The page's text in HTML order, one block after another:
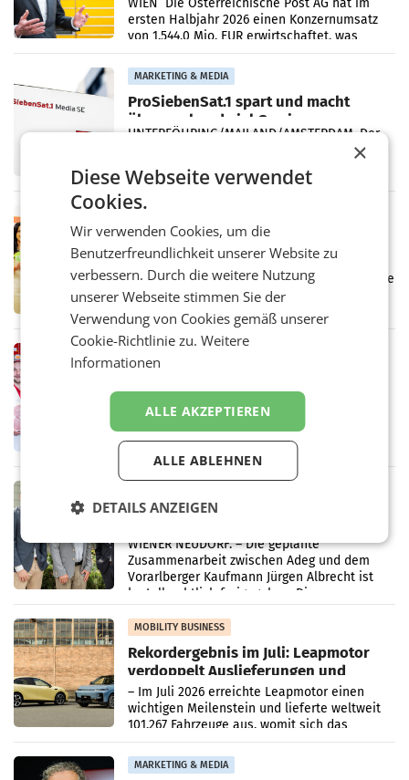
ersten Halbjahr 2026 einen Konzernumsatz
von 1.544,0 Mio. EUR erwirtschaftet, was
einem Plus von 3,8 Prozent gegenüber dem
Vergleichszeitraum
MARKETING & MEDIA
ProSiebenSat.1 spart und macht
überraschend viel Gewinn
UNTERFÖHRING/MAILAND/AMSTERDAM. Der
Frühjahr dank Kostensenkungen operativ
wieder Gewinn gemacht und die
Markterwartung deutlich übertroffen.
Eine Bühne für Zirkularität: ARA und
Müller informieren am POS über
Kreislauffähigkeit
Über den gesamten August hinweg rücken die
Altstoff Recycling Austria AG (ARA) und der
Handelskonzern Müller die Initiative
„Kreislauf-Helden“ in allen österreichischen
Müller-Filialen
Ober- und Niederösterreich
WIENER NEUDORF. – Im Rahmen einer
laufenden Modernisierungsoffensive
erneuert Penny zwei Filialen in Nieder- und
Oberösterreich. Die beiden Standorte liegen
Alles bereit für den Wechsel: Jürgen
WIENER NEUDORF. – Die geplante
Zusammenarbeit zwischen Adeg und dem
Vorarlberger Kaufmann Jürgen Albrecht ist
kartellrechtlich freigegeben: Die
Bundeswettbewerbsbehörde und der
Bundeskartellanwalt
MOBILITY BUSINESS
Rekordergebnis im Juli: Leapmotor
verdoppelt Auslieferungen und
überschreitet die 100.000er-Marke
– Im Juli 2026 erreichte Leapmotor einen
wichtigen Meilenstein und lieferte weltweit
101.267 Fahrzeuge aus, womit sich das
Ergebnis gegenüber Juli 2025 mehr als
verdoppelte (+102
MARKETING & MEDIA
×
Diese Webseite verwendet
Cookies.
Wir verwenden Cookies, um die
Benutzerfreundlichkeit unserer Website zu
verbessern. Durch die weitere Nutzung
unserer Webseite stimmen Sie der
Verwendung von Cookies gemäß unserer
Cookie-Richtlinie zu.Weitere
Informationen
ALLE AKZEPTIEREN
ALLE ABLEHNEN
DETAILS ANZEIGEN